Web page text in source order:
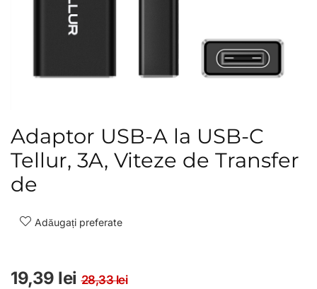
Adaptor USB-A la USB-C
Tellur, 3A, Viteze de Transfer
de
Adăugați preferate
28,33leiPrețul inițial a fost:
19,39 lei Prețul curent este: